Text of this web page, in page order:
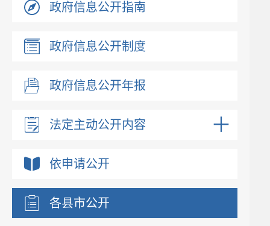
政府信息公开指南
政府信息公开制度
政府信息公开年报
法定主动公开内容
依申请公开
各县市公开